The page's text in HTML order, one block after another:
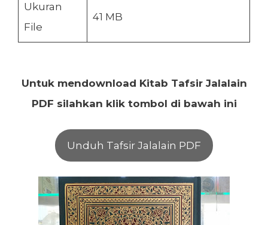
Ukuran
File
41 MB
Untuk mendownload Kitab Tafsir Jalalain
PDF silahkan klik tombol di bawah ini
Unduh Tafsir Jalalain PDF